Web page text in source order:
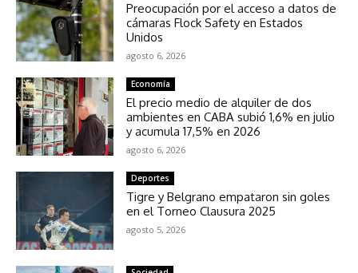
Preocupación por el acceso a datos de
cámaras Flock Safety en Estados
Unidos
agosto 6, 2026
Economía
El precio medio de alquiler de dos
ambientes en CABA subió 1,6% en julio
y acumula 17,5% en 2026
agosto 6, 2026
Deportes
Tigre y Belgrano empataron sin goles
en el Torneo Clausura 2025
agosto 5, 2026